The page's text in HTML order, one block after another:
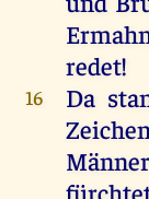
redet!
16 Da
Männer